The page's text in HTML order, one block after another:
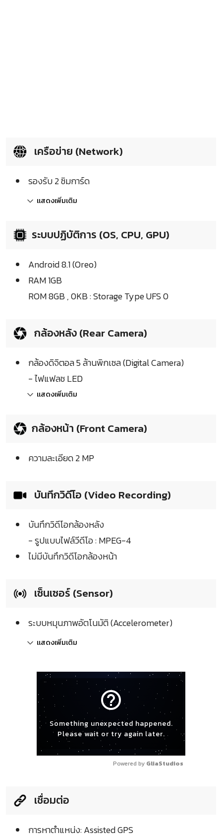
เครือข่าย (Network)
รองรับ 2 ซิมการ์ด
แสดงเพิ่มเติม
ระบบปฏิบัติการ (OS, CPU, GPU)
Android 8.1 (Oreo)
RAM 1GB
ROM 8GB , 0KB : Storage Type UFS 0
กล้องหลัง (Rear Camera)
กล้องดิจิตอล 5 ล้านพิกเซล (Digital Camera)
- ไฟแฟลช LED
แสดงเพิ่มเติม
กล้องหน้า (Front Camera)
ความละเอียด 2 MP
บันทึกวิดีโอ (Video Recording)
บันทึกวิดีโอกล้องหลัง
- รูปแบบไฟล์วีดีโอ : MPEG-4
ไม่มีบันทึกวิดีโอกล้องหน้า
เซ็นเซอร์ (Sensor)
ระบบหมุนภาพอัตโนมัติ (Accelerometer)
แสดงเพิ่มเติม
help_outline
Something unexpected happened.
Please wait or try again later.
Powered by GliaStudios
เชื่อมต่อ
การหาตำแหน่ง: Assisted GPS